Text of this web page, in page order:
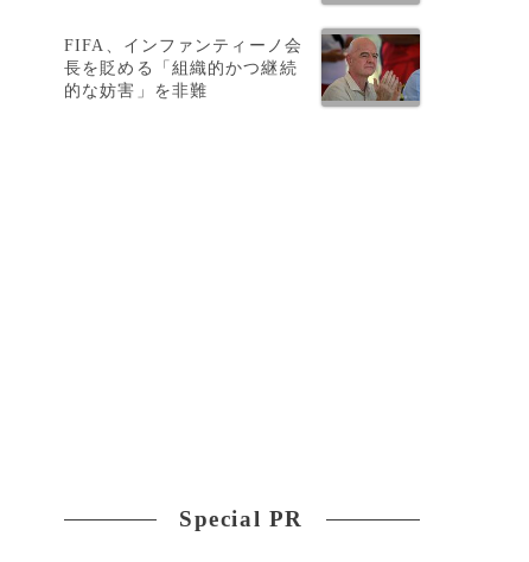
FIFA、インファンティーノ会
長を貶める「組織的かつ継続
的な妨害」を非難
Special PR